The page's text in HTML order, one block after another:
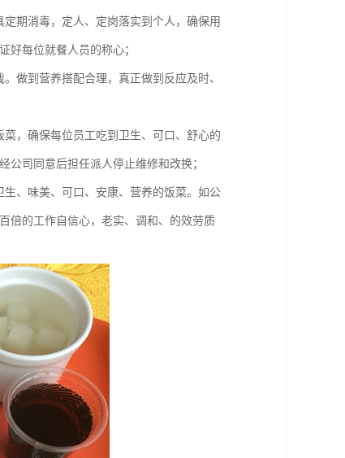
期消毒，定人、定岗落实到个人，确保用
好每位就餐人员的称心；
做到营养搭配合理，真正做到反应及时、
，确保每位员工吃到卫生、可口、舒心的
司同意后担任派人停止维修和改换；
、味美、可口、安康、营养的饭菜。如公
倍的工作自信心，老实、调和、的效劳质